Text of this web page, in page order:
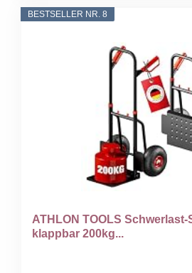
BESTSELLER NR. 8
ATHLON TOOLS
klappbar 200kg...